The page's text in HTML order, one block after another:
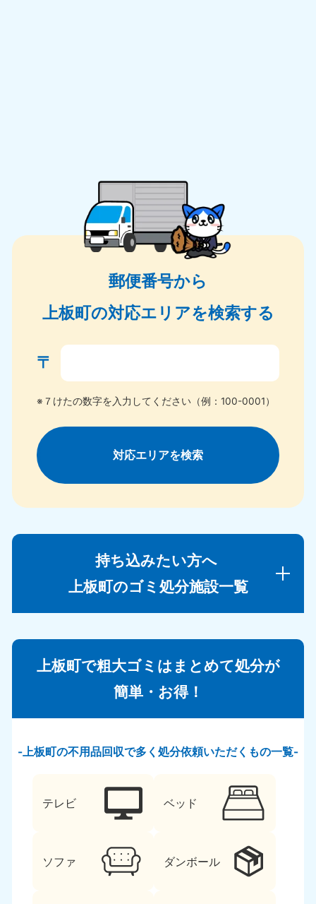
郵便番号から
上板町の対応エリアを検索する
〒
※７けたの数字を入力してください（例：100-0001）
対応エリアを検索
持ち込みたい方へ
上板町のゴミ処分施設一覧
上板町で粗大ゴミはまとめて処分が
簡単・お得！
上板町の不用品回収で多く処分依頼いただくもの一覧
テレビ ベッド
ソファ ダンボール